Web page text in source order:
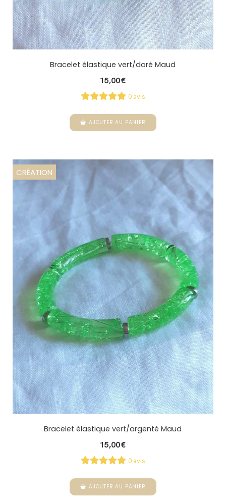
Bracelet élastique vert/doré Maud
15,00€
0 avis
AJOUTER AU PANIER
CRÉATION
Bracelet élastique vert/argenté Maud
15,00€
0 avis
AJOUTER AU PANIER